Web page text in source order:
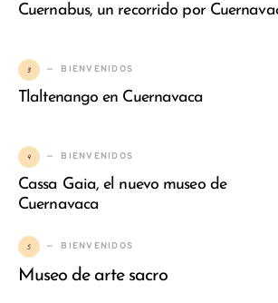
Cuernabus, un recorrido por
3 BIENVENIDOS
Tlaltenango en Cuernavaca
4 BIENVENIDOS
Cassa Gaia, el nuevo museo de
Cuernavaca
5 BIENVENIDOS
Museo de arte sacro